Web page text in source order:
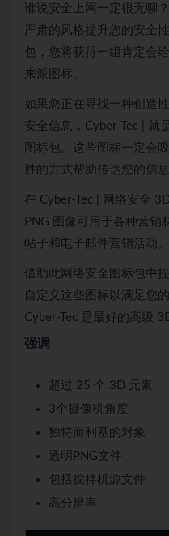
谁说安全上网一定很无聊
严肃的风格提升您的安全
包，您将获得一组肯定会
来派图标。
如果您正在寻找一种创造
安全信息，Cyber​​-Tec | 就
图标包。这些图标一定会
胜的方式帮助传达您的信息
在 Cyber​​-Tec | 网络安全
PNG 图像可用于各种营销
帖子和电子邮件营销活动。
借助此网络安全图标包中
自定义这些图标以满足您的
Cyber​​-Tec 是最好的高级
强调
超过 25 个 3D 元素
3个摄像机角度
独特而利基的对象
透明PNG文件
包括搅拌机源文件
高分辨率